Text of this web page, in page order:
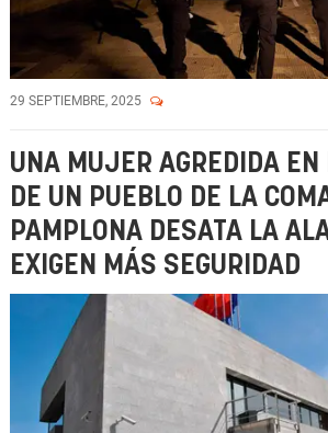
29 SEPTIEMBRE, 2025
UNA MUJER AGREDIDA
DE UN PUEBLO DE LA
PAMPLONA DESATA LA
EXIGEN MÁS SEGURIDAD